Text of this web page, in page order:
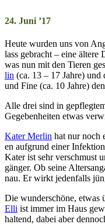
24. Juni ’17
Heute wurden uns von
lass ge­bracht – eine äl­tere
was nun mit den Tier­en
lin (ca. 13 – 17 Jahre) und
und Fi­ne (ca. 10 Jahre)
Alle drei sind in
Ge­ge­ben­heit­en et­was
Kater Merlin hat nur noch
en auf­grund ein­er
Ka­ter ist sehr ver­schmust
gäng­er. Ob sei­ne
nau. Er wirkt je­den­falls
Die wunderschöne, etwas
Elli ist im­mer im Haus
halt­end, da­bei aber